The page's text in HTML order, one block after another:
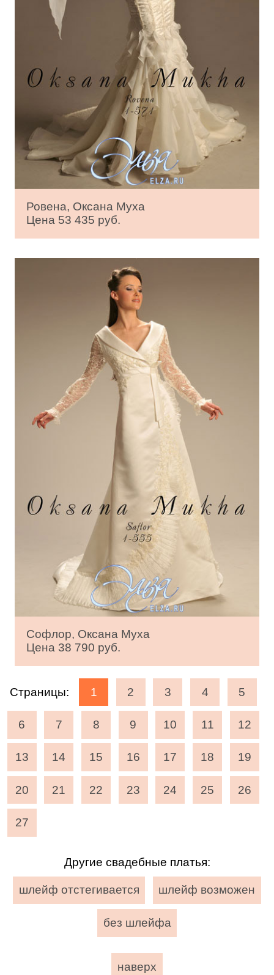
Ровена, Оксана Муха
Цена 53 435 руб.
Софлор, Оксана Муха
Цена 38 790 руб.
Страницы: 1 2 3 4 5
6 7 8 9 10 11 12
13 14 15 16 17 18 19
20 21 22 23 24 25 26
27
Другие свадебные платья:
шлейф отстегивается шлейф возможен
без шлейфа
наверх